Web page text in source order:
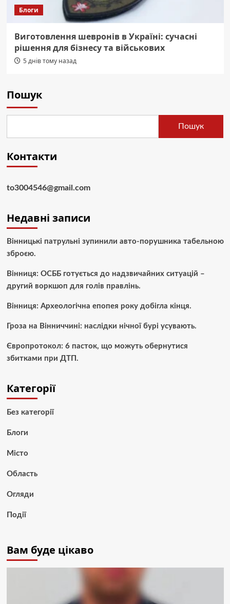
Блоги
Виготовлення шевронів в Україні: сучасні
рішення для бізнесу та військових
5 днів тому назад
Пошук
Пошук
Контакти
to3004546@gmail.com
Недавні записи
Вінницькі патрульні зупинили авто-порушника табельною
зброєю.
Вінниця: ОСББ готується до надзвичайних ситуацій –
другий воркшоп для голів правлінь.
Вінниця: Археологічна епопея року добігла кінця.
Гроза на Вінниччині: наслідки нічної бурі усувають.
Європротокол: 6 пасток, що можуть обернутися
збитками при ДТП.
Категорії
Без категорії
Блоги
Місто
Область
Огляди
Події
Вам буде цікаво